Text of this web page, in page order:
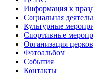
Информация к
Социальная
Культурные
Спортивные
Организация
Фотоальбом
События
Контакты